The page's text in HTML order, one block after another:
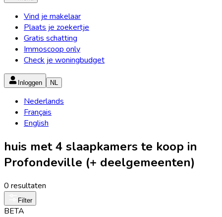
Vind je makelaar
Plaats je zoekertje
Gratis schatting
Immoscoop only
Check je woningbudget
Inloggen NL
Nederlands
Français
English
huis met 4 slaapkamers te koop in
Profondeville (+ deelgemeenten)
0 resultaten
Filter
BETA